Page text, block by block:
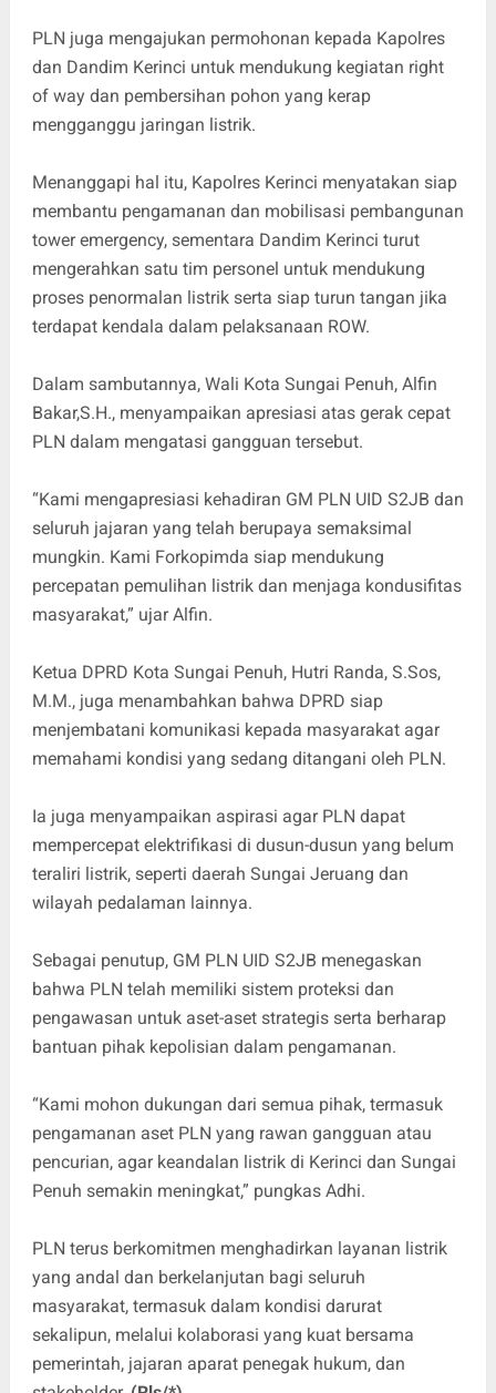
PLN juga mengajukan permohonan kepada Kapolres
dan Dandim Kerinci untuk mendukung kegiatan right
of way dan pembersihan pohon yang kerap
mengganggu jaringan listrik.
Menanggapi hal itu, Kapolres Kerinci menyatakan siap
membantu pengamanan dan mobilisasi pembangunan
tower emergency, sementara Dandim Kerinci turut
mengerahkan satu tim personel untuk mendukung
proses penormalan listrik serta siap turun tangan jika
terdapat kendala dalam pelaksanaan ROW.
Dalam sambutannya, Wali Kota Sungai Penuh, Alfin
Bakar,S.H., menyampaikan apresiasi atas gerak cepat
PLN dalam mengatasi gangguan tersebut.
“Kami mengapresiasi kehadiran GM PLN UID S2JB dan
seluruh jajaran yang telah berupaya semaksimal
mungkin. Kami Forkopimda siap mendukung
percepatan pemulihan listrik dan menjaga kondusifitas
masyarakat,” ujar Alfin.
Ketua DPRD Kota Sungai Penuh, Hutri Randa, S.Sos,
M.M., juga menambahkan bahwa DPRD siap
menjembatani komunikasi kepada masyarakat agar
memahami kondisi yang sedang ditangani oleh PLN.
Ia juga menyampaikan aspirasi agar PLN dapat
mempercepat elektrifikasi di dusun-dusun yang belum
teraliri listrik, seperti daerah Sungai Jeruang dan
wilayah pedalaman lainnya.
Sebagai penutup, GM PLN UID S2JB menegaskan
bahwa PLN telah memiliki sistem proteksi dan
pengawasan untuk aset-aset strategis serta berharap
bantuan pihak kepolisian dalam pengamanan.
“Kami mohon dukungan dari semua pihak, termasuk
pengamanan aset PLN yang rawan gangguan atau
pencurian, agar keandalan listrik di Kerinci dan Sungai
Penuh semakin meningkat,” pungkas Adhi.
PLN terus berkomitmen menghadirkan layanan listrik
yang andal dan berkelanjutan bagi seluruh
masyarakat, termasuk dalam kondisi darurat
sekalipun, melalui kolaborasi yang kuat bersama
pemerintah, jajaran aparat penegak hukum, dan